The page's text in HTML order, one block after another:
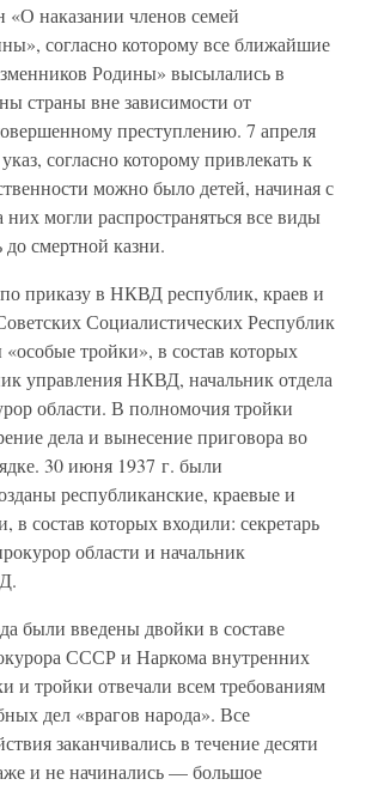
«О наказании членов семей
согласно которому все ближайшие
Родины» высылались в
страны вне зависимости от
преступлению. 7 апреля
согласно которому привлекать к
можно было детей, начиная с
них могли распространяться все виды
до смертной казни.
приказу в НКВД республик, краев и
Социалистических Республик
тройки», в состав которых
управления НКВД, начальник отдела
области. В полномочия тройки
дела и вынесение приговора во
30 июня 1937 г. были
республиканские, краевые и
в состав которых входили: секретарь
области и начальник
были введены двойки в составе
СССР и Наркома внутренних
и тройки отвечали всем требованиям
дел «врагов народа». Все
заканчивались в течение десяти
и не начинались — большое